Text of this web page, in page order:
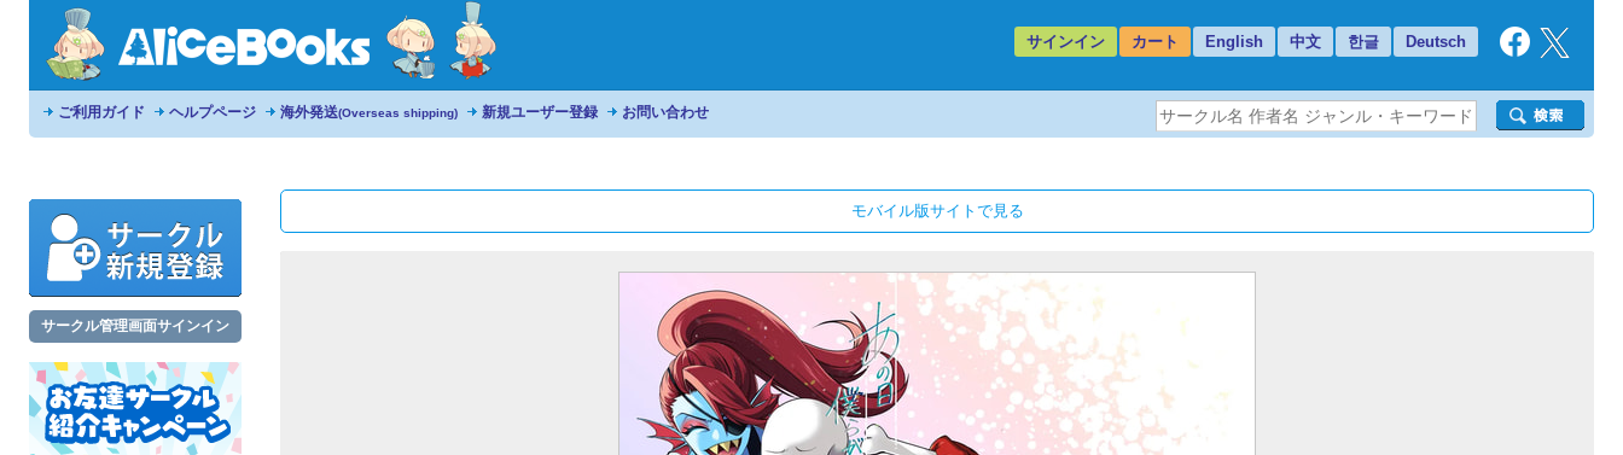
サインイン カート English 中文 한글 Deutsch
ご利用ガイド ヘルプページ 海外発送(Overseas shipping) 新規ユーザー登録 お問い合わせ
サークル管理画面サインイン
モバイル版サイトで見る